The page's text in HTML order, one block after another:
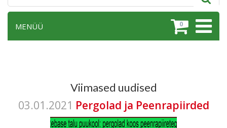
0
MENÜÜ
Viimased uudised
03.01.2021 Pergolad ja Peenrapiirded